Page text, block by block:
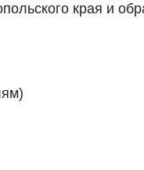
края и